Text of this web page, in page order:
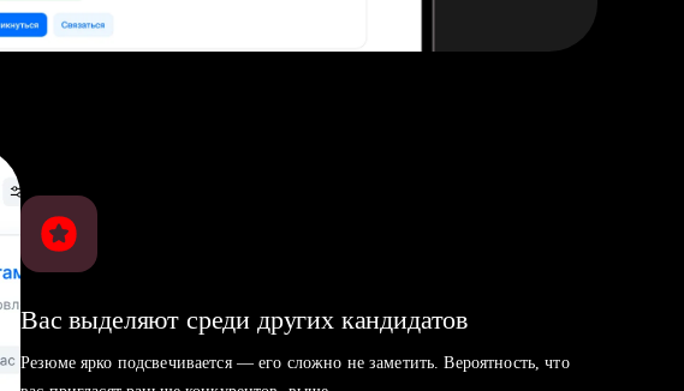
Вас выделяют среди других кандидатов
Резюме ярко подсвечивается — его сложно не заметить. Вероятность, что